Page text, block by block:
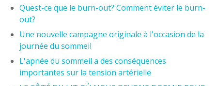
Quest-ce que le burn-out? Comment éviter le burn-
out?
Une nouvelle campagne originale à l'occasion de la
journée du sommeil
L'apnée du sommeil a des conséquences
importantes sur la tension artérielle